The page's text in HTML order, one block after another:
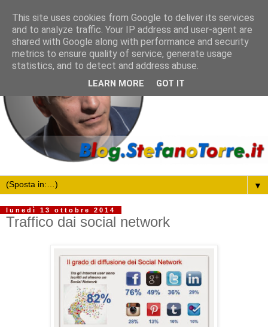
▼
lunedì 13 ottobre 2014
Traffico dai social network
This site uses cookies from Google to deliver its services
and to analyze traffic. Your IP address and user-agent are
shared with Google along with performance and security
metrics to ensure quality of service, generate usage
statistics, and to detect and address abuse.
LEARN MORE GOT IT